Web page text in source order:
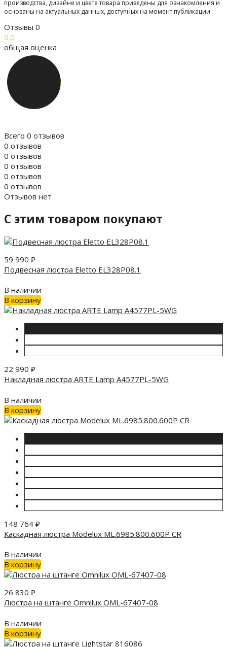
производства, дизайне и цвете товара приведены для ознакомления и
основаны на актуальных данных, доступных на момент публикации
Отзывы 0
0.0
общая оценка
Всего 0 отзывов
0 отзывов
0 отзывов
0 отзывов
0 отзывов
0 отзывов
Отзывов нет
C этим товаром покупают
59 990 ₽
Подвесная люстра Eletto EL328P08.1
В наличии
В корзину
22 990 ₽
Накладная люстра ARTE Lamp A4577PL-5WG
В наличии
В корзину
148 764 ₽
Каскадная люстра Modelux ML.6985.800.600P CR
В наличии
В корзину
26 830 ₽
Люстра на штанге Omnilux OML-67407-08
В наличии
В корзину